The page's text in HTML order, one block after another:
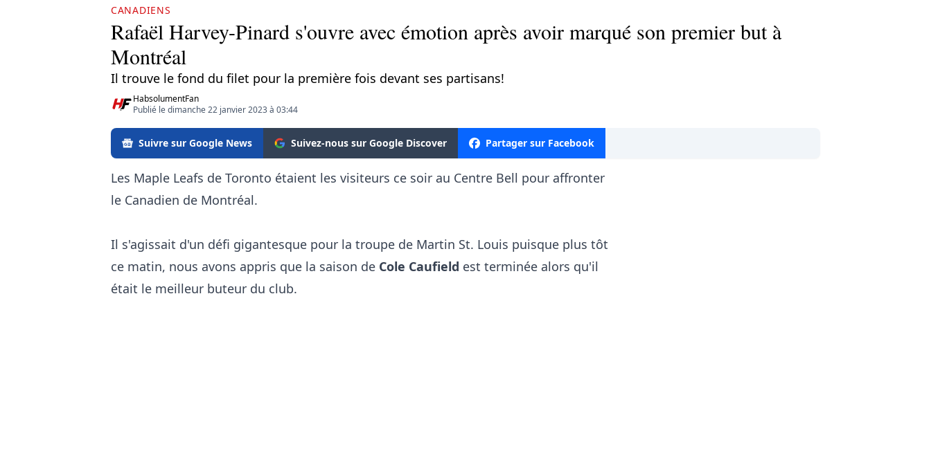
CANADIENS
Rafaël Harvey-Pinard s'ouvre avec émotion après avoir marqué son premier but à
Montréal
Il trouve le fond du filet pour la première fois devant ses partisans!
HabsolumentFan
Publié le dimanche 22 janvier 2023 à 03:44
Suivre sur Google News Suivez-nous sur Google Discover Partager sur Facebook
Les Maple Leafs de Toronto étaient les visiteurs ce soir au Centre Bell pour affronter
le Canadien de Montréal.
Il s'agissait d'un défi gigantesque pour la troupe de Martin St. Louis puisque plus tôt
ce matin, nous avons appris que la saison de Cole Caufield est terminée alors qu'il
était le meilleur buteur du club.